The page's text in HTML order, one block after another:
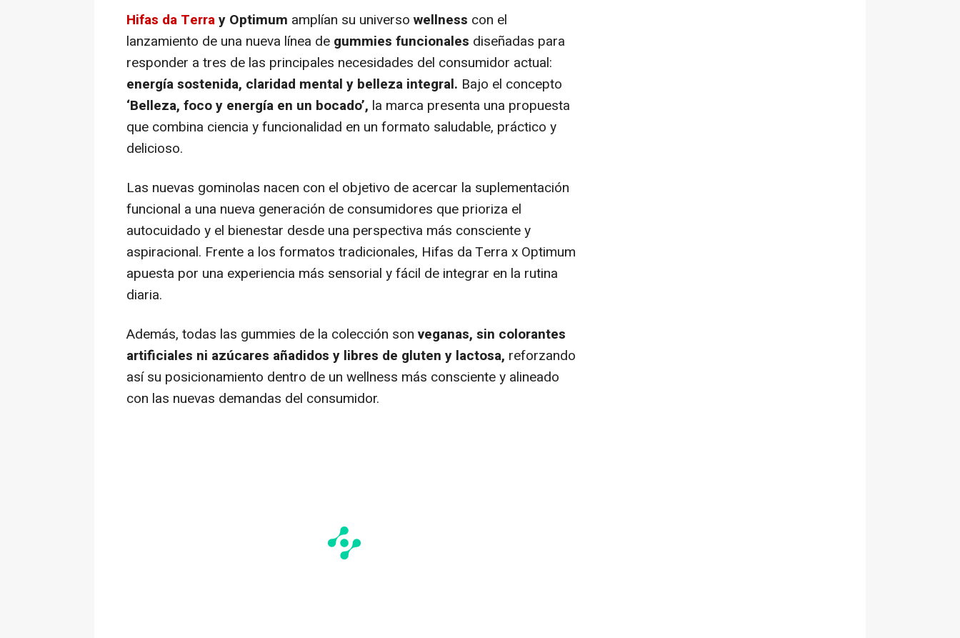
Hifas da Terray Optimum amplían su universo wellness con el
lanzamiento de una nueva línea de gummies funcionales diseñadas para
responder a tres de las principales necesidades del consumidor actual:
energía sostenida, claridad mental y belleza integral. Bajo el concepto
‘Belleza, foco y energía en un bocado’, la marca presenta una propuesta
que combina ciencia y funcionalidad en un formato saludable, práctico y
delicioso.
Las nuevas gominolas nacen con el objetivo de acercar la suplementación
funcional a una nueva generación de consumidores que prioriza el
autocuidado y el bienestar desde una perspectiva más consciente y
aspiracional. Frente a los formatos tradicionales, Hifas da Terra x Optimum
apuesta por una experiencia más sensorial y fácil de integrar en la rutina
diaria.
Además, todas las gummies de la colección son veganas, sin colorantes
artificiales ni azúcares añadidos y libres de gluten y lactosa, reforzando
así su posicionamiento dentro de un wellness más consciente y alineado
con las nuevas demandas del consumidor.